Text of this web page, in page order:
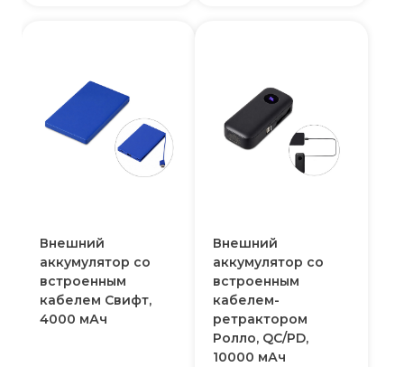
Внешний
аккумулятор со
встроенным
кабелем Свифт,
4000 мАч
Внешний
аккумулятор со
встроенным
кабелем-
ретрактором
Ролло, QC/PD,
10000 мАч